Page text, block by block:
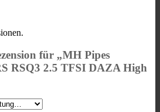
für „MH Pipes
RSQ3 2.5 TFSI DAZA High